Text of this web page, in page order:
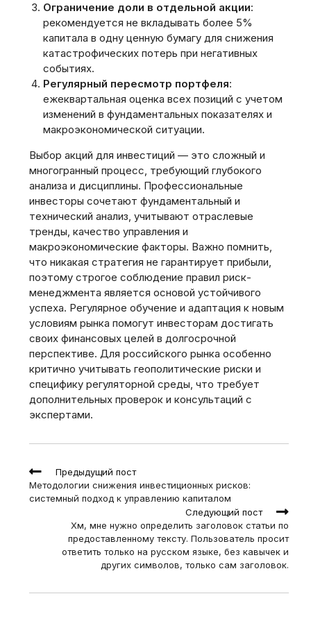
Ограничение доли в отдельной акции:
рекомендуется не вкладывать более 5%
капитала в одну ценную бумагу для снижения
катастрофических потерь при негативных
событиях.
Регулярный пересмотр портфеля:
ежеквартальная оценка всех позиций с учетом
изменений в фундаментальных показателях и
макроэкономической ситуации.
Выбор акций для инвестиций — это сложный и
многогранный процесс, требующий глубокого
анализа и дисциплины. Профессиональные
инвесторы сочетают фундаментальный и
технический анализ, учитывают отраслевые
тренды, качество управления и
макроэкономические факторы. Важно помнить,
что никакая стратегия не гарантирует прибыли,
поэтому строгое соблюдение правил риск-
менеджмента является основой устойчивого
успеха. Регулярное обучение и адаптация к новым
условиям рынка помогут инвесторам достигать
своих финансовых целей в долгосрочной
перспективе. Для российского рынка особенно
критично учитывать геополитические риски и
специфику регуляторной среды, что требует
дополнительных проверок и консультаций с
экспертами.
Read
more
articles
Предыдущий пост
Методологии снижения инвестиционных рисков:
системный подход к управлению капиталом
Следующий пост
Хм, мне нужно определить заголовок статьи по
предоставленному тексту. Пользователь просит
ответить только на русском языке, без кавычек и
других символов, только сам заголовок.